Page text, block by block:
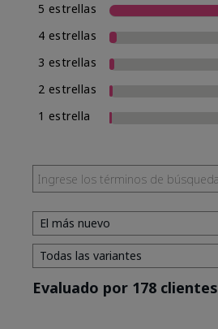
5 estrellas
4 estrellas
3 estrellas
2 estrellas
1 estrella
Evaluado por 178 clientes